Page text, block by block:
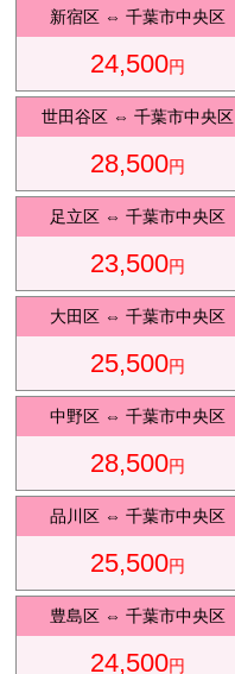
新宿区 ⇔千葉市中央区
24,500円
世田谷区 ⇔千葉市中央区
28,500円
足立区 ⇔千葉市中央区
23,500円
大田区 ⇔千葉市中央区
25,500円
中野区 ⇔千葉市中央区
28,500円
品川区 ⇔千葉市中央区
25,500円
豊島区 ⇔千葉市中央区
24,500円